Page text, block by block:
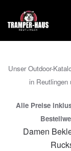
Zum
Unser Outdoor-
in Reutlingen
Alle Preise
Damen